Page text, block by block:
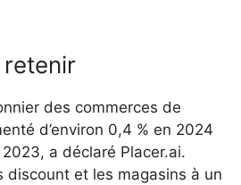
des commerces de
d’environ 0,4 % en 2024
a déclaré Placer.ai.
discount et les magasins à un